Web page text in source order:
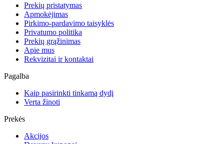
Prekių pristatymas
Apmokėjimas
Pirkimo-pardavimo taisyklės
Privatumo politika
Prekių grąžinimas
Apie mus
Rekvizitai ir kontaktai
Pagalba
Kaip pasirinkti tinkamą dydį
Verta žinoti
Prekės
Akcijos